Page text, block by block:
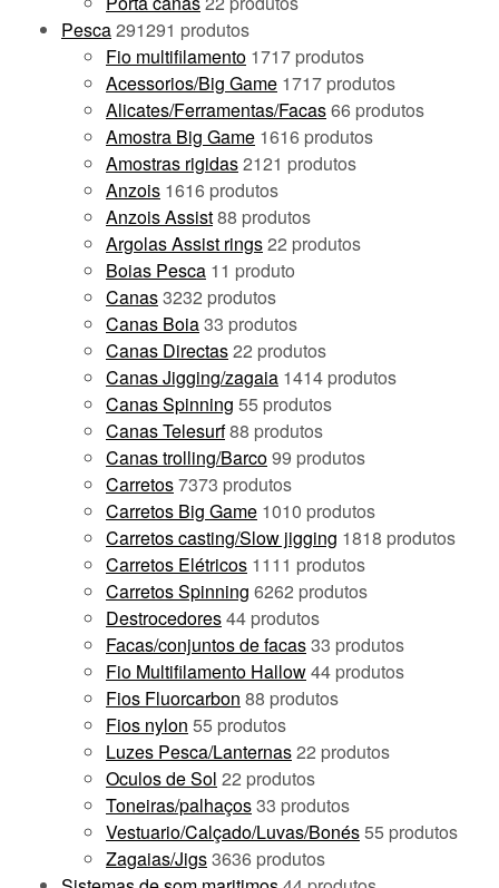
Pesca291291 produtos
Fio multifilamento 1717 produtos
Acessorios/Big Game 1717 produtos
Alicates/Ferramentas/Facas66 produtos
Amostra Big Game 1616 produtos
Amostras rigidas2121 produtos
Anzois 1616 produtos
Anzois Assist88 produtos
Argolas Assist rings22 produtos
Boias Pesca 11 produto
Canas3232 produtos
Canas Boia33 produtos
Canas Directas22 produtos
Canas Jigging/zagaia 1414 produtos
Canas Spinning 55 produtos
Canas Telesurf88 produtos
Canas trolling/Barco99 produtos
Carretos7373 produtos
Carretos Big Game 1010 produtos
Carretos casting/Slow jigging 1818 produtos
Carretos Elétricos 1111 produtos
Carretos Spinning 6262 produtos
Destrocedores44 produtos
Facas/conjuntos de facas33 produtos
Fio Multifilamento Hallow44 produtos
Fios Fluorcarbon 88 produtos
Fios nylon 55 produtos
Luzes Pesca/Lanternas22 produtos
Oculos de Sol 22 produtos
Toneiras/palhaços33 produtos
Vestuario/Calçado/Luvas/Bonés55 produtos
Zagaias/Jigs3636 produtos